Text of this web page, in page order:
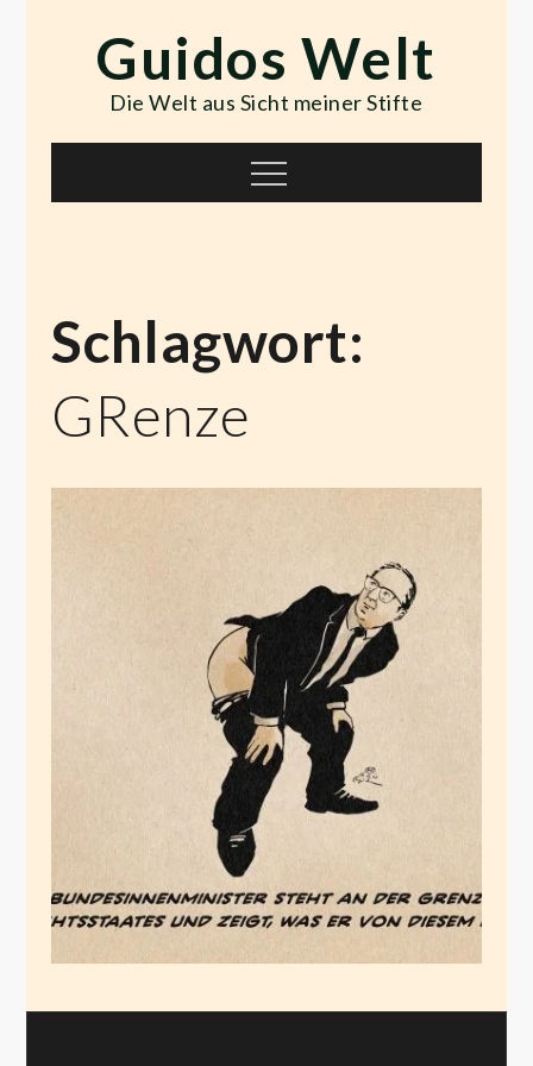
contentGuidos Welt
Die Welt aus Sicht meiner Stifte
Menu
Schlagwort:
GRenze
Rechtsstaatliche
Abschiedsgrüße
Februar 17, 2026